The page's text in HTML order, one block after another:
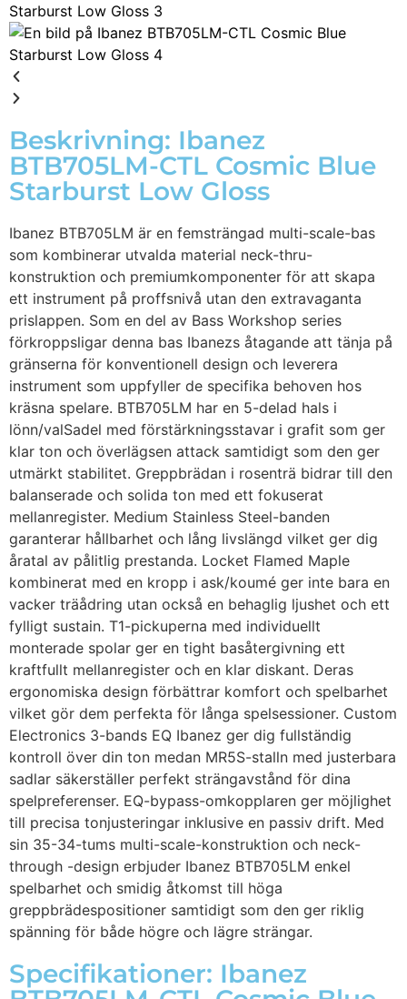
Beskrivning: Ibanez
BTB705LM-CTL Cosmic Blue
Starburst Low Gloss
Ibanez BTB705LM är en femsträngad multi-scale-bas
som kombinerar utvalda material neck-thru-
konstruktion och premiumkomponenter för att skapa
ett instrument på proffsnivå utan den extravaganta
prislappen. Som en del av Bass Workshop series
förkroppsligar denna bas Ibanezs åtagande att tänja på
gränserna för konventionell design och leverera
instrument som uppfyller de specifika behoven hos
kräsna spelare. BTB705LM har en 5-delad hals i
lönn/valSadel med förstärkningsstavar i grafit som ger
klar ton och överlägsen attack samtidigt som den ger
utmärkt stabilitet. Greppbrädan i rosenträ bidrar till den
balanserade och solida ton med ett fokuserat
mellanregister. Medium Stainless Steel-banden
garanterar hållbarhet och lång livslängd vilket ger dig
åratal av pålitlig prestanda. Locket Flamed Maple
kombinerat med en kropp i ask/koumé ger inte bara en
vacker träådring utan också en behaglig ljushet och ett
fylligt sustain. T1-pickuperna med individuellt
monterade spolar ger en tight basåtergivning ett
kraftfullt mellanregister och en klar diskant. Deras
ergonomiska design förbättrar komfort och spelbarhet
vilket gör dem perfekta för långa spelsessioner. Custom
Electronics 3-bands EQ Ibanez ger dig fullständig
kontroll över din ton medan MR5S-stalln med justerbara
sadlar säkerställer perfekt strängavstånd för dina
spelpreferenser. EQ-bypass-omkopplaren ger möjlighet
till precisa tonjusteringar inklusive en passiv drift. Med
sin 35-34-tums multi-scale-konstruktion och neck-
through -design erbjuder Ibanez BTB705LM enkel
spelbarhet och smidig åtkomst till höga
greppbrädespositioner samtidigt som den ger riklig
spänning för både högre och lägre strängar.
Specifikationer: Ibanez